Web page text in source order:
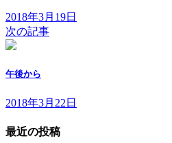
2018年3月19日
次の記事
午後から
2018年3月22日
最近の投稿